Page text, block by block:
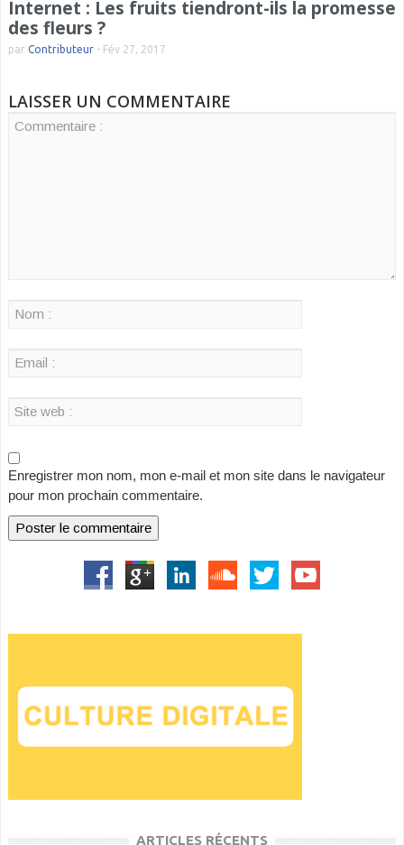
Internet : Les fruits tiendront-ils la promesse
des fleurs ?
par Contributeur - Fév 27, 2017
LAISSER UN COMMENTAIRE
Enregistrer mon nom, mon e-mail et mon site dans le navigateur
pour mon prochain commentaire.
ARTICLES RÉCENTS